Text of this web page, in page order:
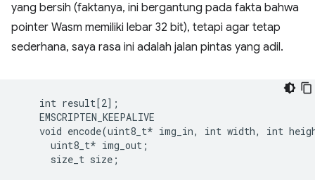
yang bersih (faktanya, ini bergantung pada fakta bahwa
pointer Wasm memiliki lebar 32 bit), tetapi agar tetap
sederhana, saya rasa ini adalah jalan pintas yang adil.
    int result[2];
    EMSCRIPTEN_KEEPALIVE
void encode(uint8_t* img_in, int width, int
      uint8_t* img_out;
      size_t size;